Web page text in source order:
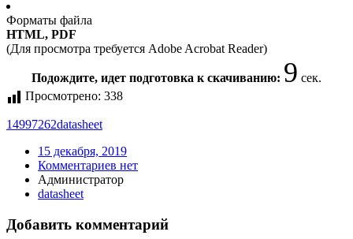
Форматы файла
HTML, PDF
(Для просмотра требуется Adobe Acrobat Reader)
Подождите, идет подготовка к скачиванию: 9 сек.
Просмотрено: 338
14997262datasheet
15 декабря, 2019
Комментариев нет
Администратор
datasheet
Добавить комментарий